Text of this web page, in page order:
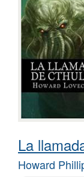
La
Howard